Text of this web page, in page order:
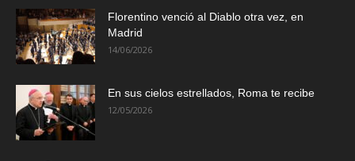
Florentino venció al Diablo otra vez, en
Madrid
14/06/2026
En sus cielos estrellados, Roma te recibe
12/05/2026